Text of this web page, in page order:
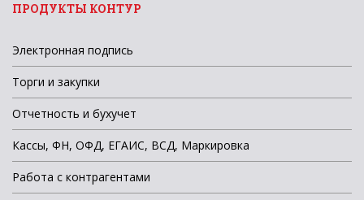
ПРОДУКТЫ КОНТУР
Электронная подпись
Торги и закупки
Отчетность и бухучет
Кассы, ФН, ОФД, ЕГАИС, ВСД, Маркировка
Работа с контрагентами